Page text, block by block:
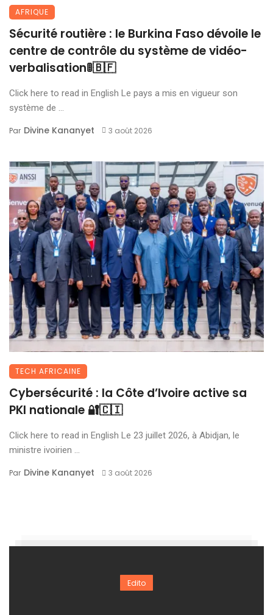
AFRIQUE
Sécurité routière : le Burkina Faso dévoile le
centre de contrôle du système de vidéo-
verbalisation🚦🇧🇫
Click here to read in English Le pays a mis en vigueur son
système de ...
Par Divine Kananyet 3 août 2026
TECH AFRICAINE
Cybersécurité : la Côte d’Ivoire active sa
PKI nationale 🔐🇨🇮
Click here to read in English Le 23 juillet 2026, à Abidjan, le
ministre ivoirien ...
Par Divine Kananyet 3 août 2026
Edito